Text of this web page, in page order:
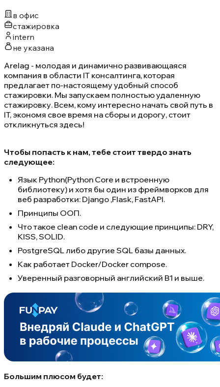
в офис
стажировка
intern
не указана
Arelag - молодая и динамично развивающаяся
компания в области IT консалтинга, которая
предлагает по-настоящему удобный способ
стажировки. Мы запускаем полностью удаленную
стажировку. Всем, кому интересно начать свой путь в
IT, экономя свое время на сборы и дорогу, стоит
откликнуться здесь!
Чтобы попасть к нам, тебе стоит твердо знать
следующее:
Язык Python(Python Core и встроенную
библиотеку) и хотя бы один из фреймворков для
веб разработки: Django ,Flask, FastAPI.
Принципы ООП.
Что такое clean code и следующие принципы: DRY,
KISS, SOLID.
PostgreSQL либо другие SQL базы данных.
Как работает Docker/Docker compose.
Уверенный разговорный английский B1 и выше.
Большим плюсом будет: